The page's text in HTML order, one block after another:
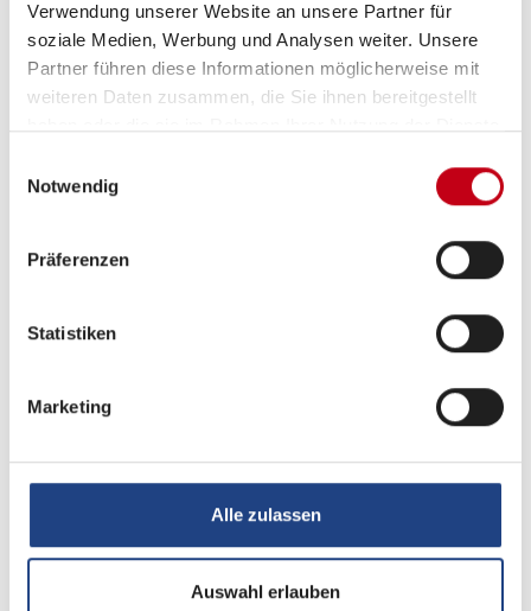
Verwendung unserer Website an unsere Partner für
soziale Medien, Werbung und Analysen weiter. Unsere
Partner führen diese Informationen möglicherweise mit
weiteren Daten zusammen, die Sie ihnen bereitgestellt
Notwendig
Präferenzen
Statistiken
Marketing
Alle zulassen
Auswahl erlauben
Grundrissbeschreibung
Einzelbett ab 4 Schlafplätze
Schlafplätze
Betten
Beschreibung
Auflastung auf 1.800 kg*** (1.800 kg-Fahrwerk)
KNOTT.ANS ? selbstnachstellende Bremse